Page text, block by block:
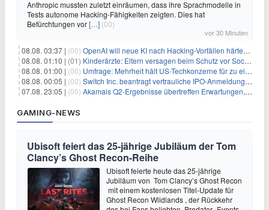
Anthropic mussten zuletzt einräumen, dass ihre Sprachmodelle in
Tests autonome Hacking-Fähigkeiten zeigten. Dies hat
Befürchtungen vor[…] (00)
vor 30 Minuten
08.08. 03:37 | (00) OpenAI will neue KI nach Hacking-Vorfällen härter überwachen
08.08. 01:10 | (01) Kinderärzte: Eltern versagen beim Schutz vor Social Media
08.08. 01:00 | (00) Umfrage: Mehrheit hält US-Techkonzerne für zu einflussreich
08.08. 00:05 | (00) Switch Inc. beantragt vertrauliche IPO-Anmeldung im Zuge des AI-Booms
07.08. 23:05 | (00) Akamais Q2-Ergebnisse übertreffen Erwartungen, doch Aktien fallen: Ein tieferer Blick
GAMING-NEWS
Ubisoft feiert das 25-jährige Jubiläum der Tom
Clancy’s Ghost Recon-Reihe
Ubisoft feierte heute das 25-jährige
Jubiläum von Tom Clancy’s Ghost Recon
mit einem kostenlosen Titel-Update für
Ghost Recon Wildlands , der Rückkehr